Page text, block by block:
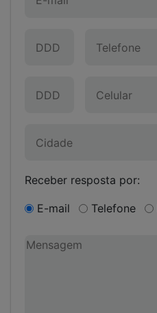
Receber resposta por:
E-mail Telefone